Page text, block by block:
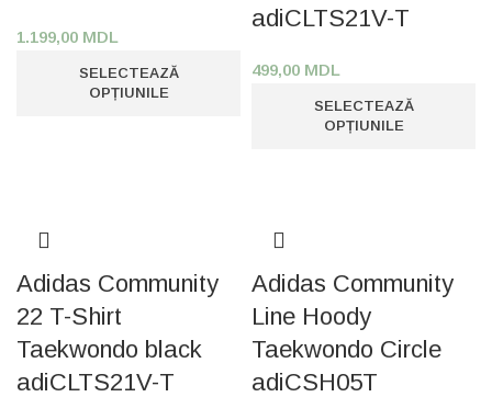
1.199,00 MDL
SELECTEAZĂ
OPȚIUNILE
adiCLTS21V-T
499,00 MDL
SELECTEAZĂ
OPȚIUNILE
Adidas Community
22 T-Shirt
Taekwondo black
adiCLTS21V-T
Adidas Community
Line Hoody
Taekwondo Circle
adiCSH05T